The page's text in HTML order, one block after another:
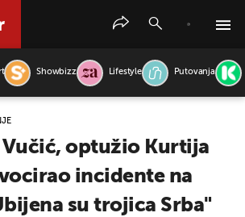
Showbizz Lifestyle Putovanja
Vučić, optužio Kurtija
incidente na
su trojica Srba"